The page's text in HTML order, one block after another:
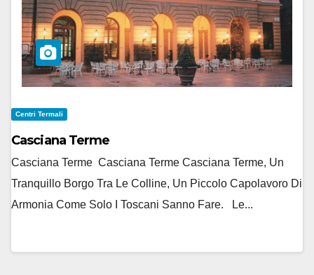
Centri Termali
Casciana Terme
Casciana Terme Casciana Terme Casciana Terme, Un
Tranquillo Borgo Tra Le Colline, Un Piccolo Capolavoro Di
Armonia Come Solo I Toscani Sanno Fare. Le...